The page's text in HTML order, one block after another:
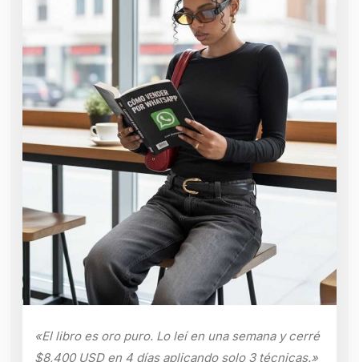
«El libro es oro puro. Lo leí en una semana y cerré
$8,400 USD en 4 días aplicando solo 3 técnicas.»